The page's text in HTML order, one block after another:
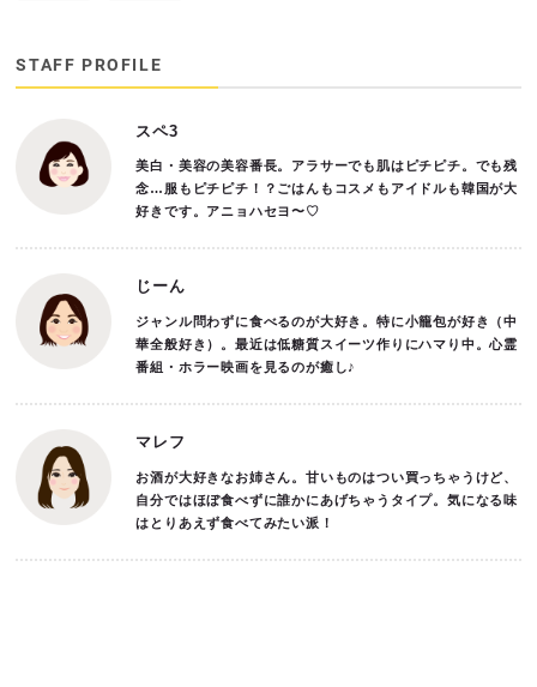
STAFF PROFILE
スペ3
美白・美容の美容番長。アラサーでも肌はピチピチ。でも残
念…服もピチピチ！？ごはんもコスメもアイドルも韓国が大
好きです。アニョハセヨ〜♡
じーん
ジャンル問わずに食べるのが大好き。特に小籠包が好き（中
華全般好き）。最近は低糖質スイーツ作りにハマり中。心霊
番組・ホラー映画を見るのが癒し♪
マレフ
お酒が大好きなお姉さん。甘いものはつい買っちゃうけど、
自分ではほぼ食べずに誰かにあげちゃうタイプ。気になる味
はとりあえず食べてみたい派！